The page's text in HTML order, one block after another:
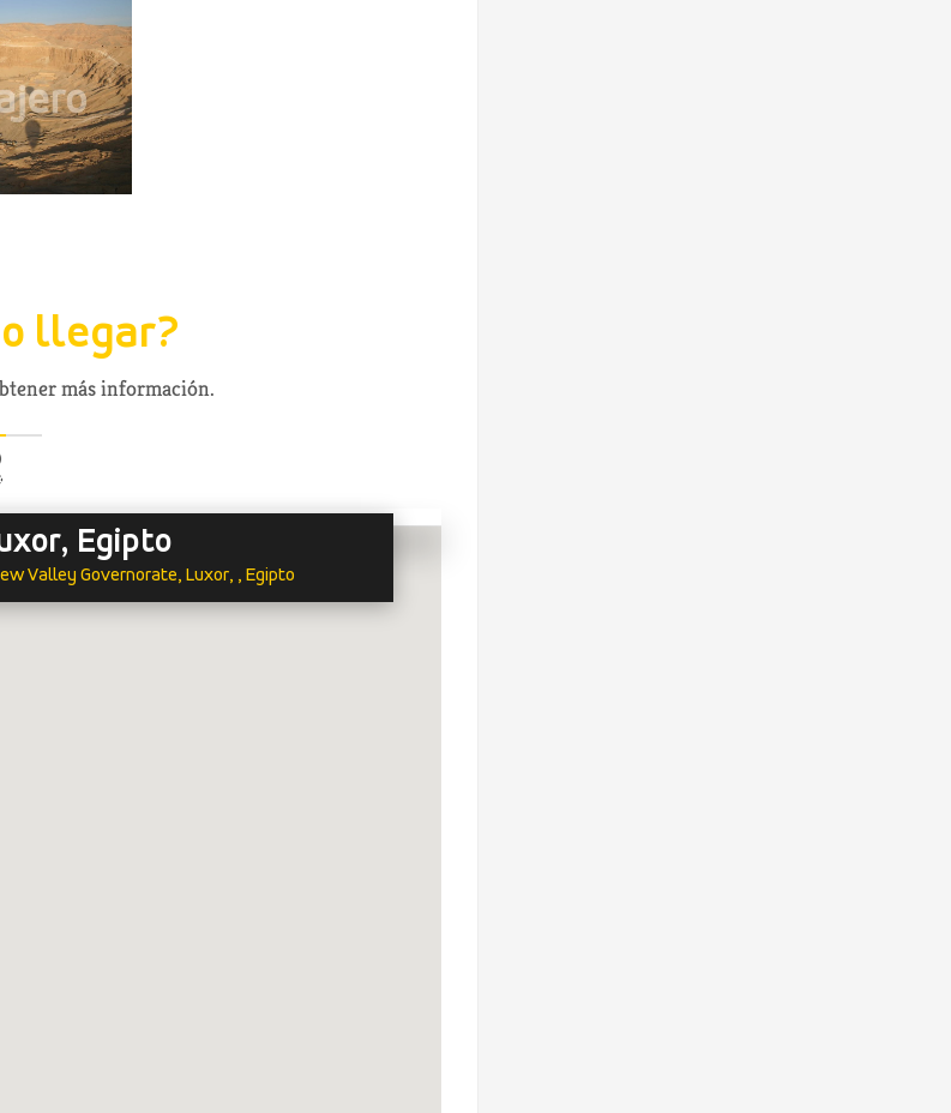
llegar?
más información.
Egipto
Valley Governorate, Luxor, , Egipto